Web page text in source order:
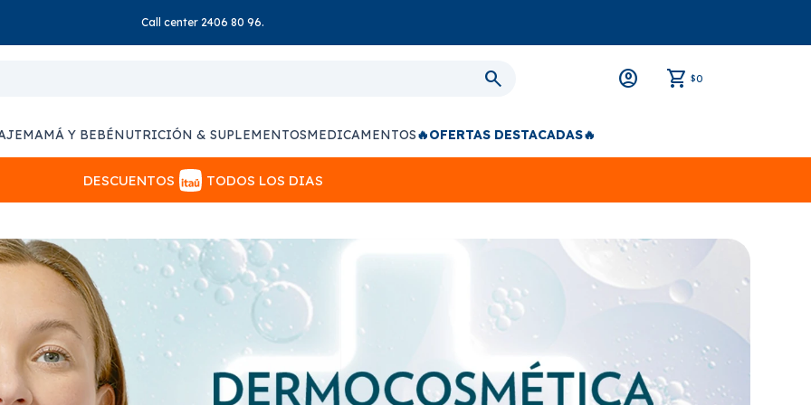
Call center 2406 80 96.
$0
MAMÁ Y BEBÉNUTRICIÓN & SUPLEMENTOSMEDICAMENTOS🔥OFERTAS DESTACADAS🔥
DESCUENTOS TODOS LOS DIAS